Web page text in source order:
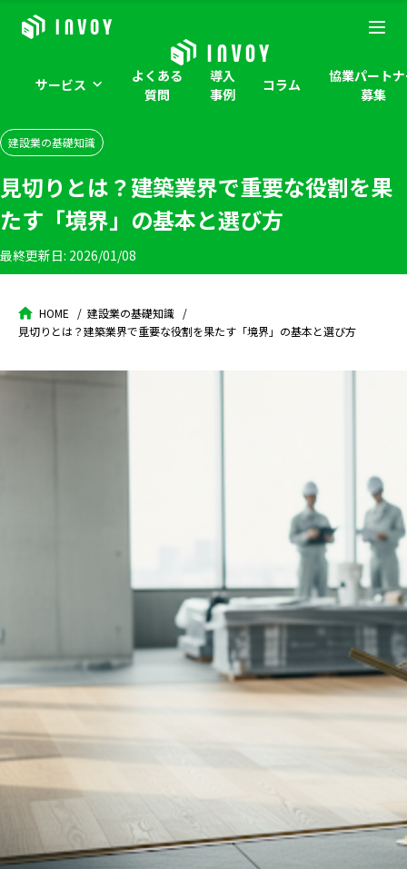
サービス
よくある
質問
導入
事例
コラム
協業パート
募集
建設業の基礎知識
見切りとは？建築業界で重要な役割を果
たす「境界」の基本と選び方
最終更新日: 2026/01/08
HOME
建設業の基礎知識
見切りとは？建築業界で重要な役割を果たす「境界」の基本と選び方